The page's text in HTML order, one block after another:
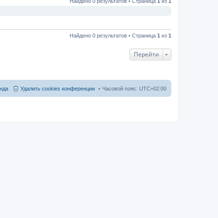
Найдено 0 результатов • Страница 1 из 1
Перейти
Часовой пояс: UTC+02:00
Удалить cookies конференции